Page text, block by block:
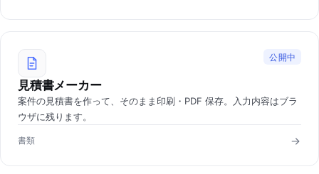
公開中
見積書メーカー
案件の見積書を作って、そのまま印刷・PDF 保存。入力内容はブラ
ウザに残ります。
書類